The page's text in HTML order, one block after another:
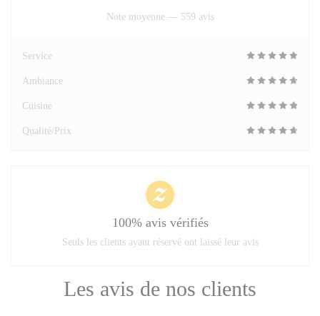
Les avis de nos clients
Note moyenne — 559 avis
Service
Ambiance
Cuisine
Qualité/Prix
100% avis vérifiés
Seuls les clients ayant réservé ont laissé leur avis